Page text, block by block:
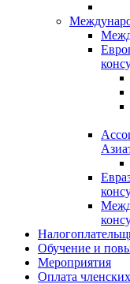
Обучение и
Мероприятия
Оплата